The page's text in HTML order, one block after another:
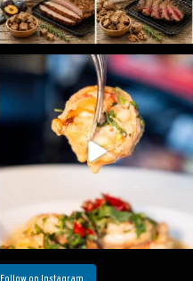
Spoustu podobných triků, které vám usnadní nejenom ...
9 0
Follow on Instagram